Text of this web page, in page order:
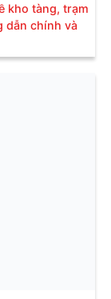
kho tàng, trạm
dẫn chính và